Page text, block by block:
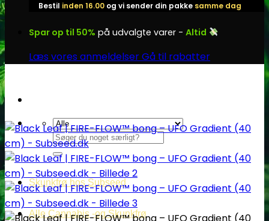
Bestil inden 16.00 og vi sender din pakke samme dag
Spar op til 50% på udvalgte varer - Altid
Læs vores anmeldelserGå til rabatter
Søg
efter:
Skunkfrø hos Subseed
Alle Cannabis -og Skunkfrø